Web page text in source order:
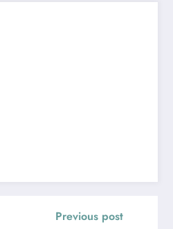
Previous post